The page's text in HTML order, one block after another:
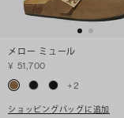
メロー ミュール
¥ 51,700
+2
ショッピングバッグに追加